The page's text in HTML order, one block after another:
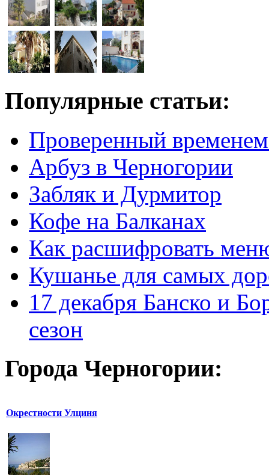
Популярные статьи:
Проверенный временем
Арбуз в Черногории
Забляк и Дурмитор
Кофе на Балканах
Как расшифровать
Кушанье для самых
17 декабря Банско и
сезон
Города Черногории:
Окрестности Улциня